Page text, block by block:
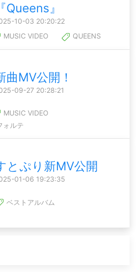
『Queens』
10-03 20:20:22
MUSIC VIDEO QUEENS
曲MV公開！
09-27 20:28:21
MUSIC VIDEO
ォルテ
とぷり新MV公開
01-06 19:23:35
ベストアルバム